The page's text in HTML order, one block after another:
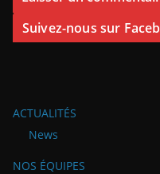
Suivez-nous sur
ACTUALITÉS
News
NOS ÉQUIPES